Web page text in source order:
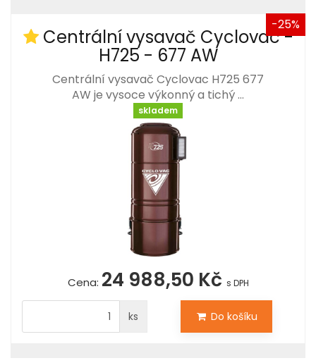
-25%
Centrální vysavač Cyclovac -
H725 - 677 AW
Centrální vysavač Cyclovac H725 677
AW je vysoce výkonný a tichý …
skladem
Cena: 24 988,50 Kč s DPH
ks Do košíku